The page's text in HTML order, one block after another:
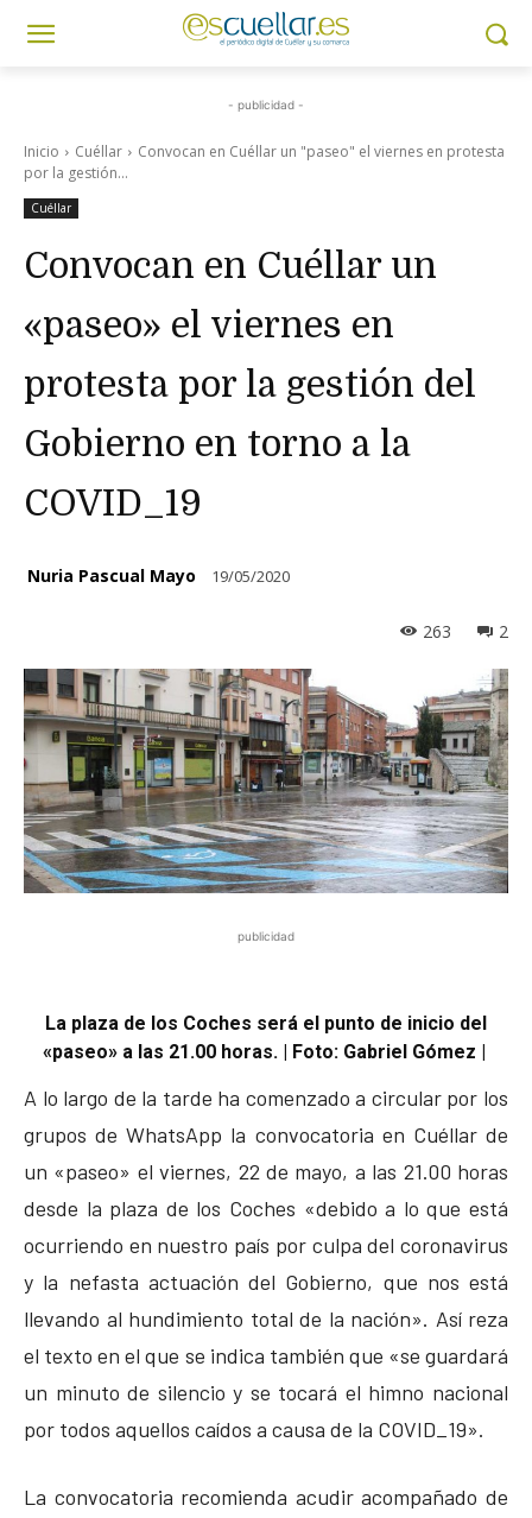
- publicidad -
Inicio Cuéllar
Convocan en Cuéllar un "paseo" el viernes en protesta
por la gestión...
Cuéllar
Convocan en Cuéllar un
«paseo» el viernes en
protesta por la gestión del
Gobierno en torno a la
COVID_19
Nuria Pascual Mayo 19/05/2020
2
263
publicidad
La plaza de los Coches será el punto de inicio del
«paseo» a las 21.00 horas. | Foto: Gabriel Gómez |
A lo largo de la tarde ha comenzado a circular por los
grupos de WhatsApp la convocatoria en Cuéllar de
un «paseo» el viernes, 22 de mayo, a las 21.00 horas
desde la plaza de los Coches «debido a lo que está
ocurriendo en nuestro país por culpa del coronavirus
y la nefasta actuación del Gobierno, que nos está
llevando al hundimiento total de la nación». Así reza
el texto en el que se indica también que «se guardará
un minuto de silencio y se tocará el himno nacional
por todos aquellos caídos a causa de la COVID_19».
La convocatoria recomienda acudir acompañado de